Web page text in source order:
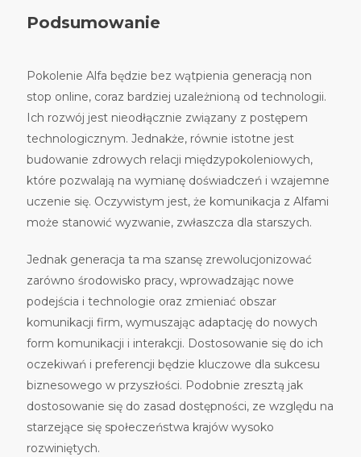
Podsumowanie
Pokolenie Alfa będzie bez wątpienia generacją non
stop online, coraz bardziej uzależnioną od technologii.
Ich rozwój jest nieodłącznie związany z postępem
technologicznym. Jednakże, równie istotne jest
budowanie zdrowych relacji międzypokoleniowych,
które pozwalają na wymianę doświadczeń i wzajemne
uczenie się. Oczywistym jest, że komunikacja z Alfami
może stanowić wyzwanie, zwłaszcza dla starszych.
Jednak generacja ta ma szansę zrewolucjonizować
zarówno środowisko pracy, wprowadzając nowe
podejścia i technologie oraz zmieniać obszar
komunikacji firm, wymuszając adaptację do nowych
form komunikacji i interakcji. Dostosowanie się do ich
oczekiwań i preferencji będzie kluczowe dla sukcesu
biznesowego w przyszłości. Podobnie zresztą jak
dostosowanie się do zasad dostępności, ze względu na
starzejące się społeczeństwa krajów wysoko
rozwiniętych.